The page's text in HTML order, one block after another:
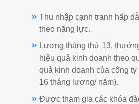
Thu nhập cạnh tranh hấp
theo năng lực.
Lương tháng thứ 13,
hiệu quả kinh doanh theo
quả kinh doanh của công
16 tháng lương/ năm).
Được tham gia các khóa